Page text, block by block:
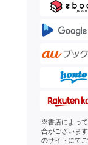
※書店によっ
合がございま
のサイトにて